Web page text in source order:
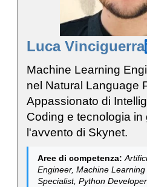
Luca Vinciguerra
Machine Learning
nel Natural Language
Appassionato di
Coding e tecnologia in
l'avvento di Skynet.
Aree di competenza:
Engineer, Machine
Specialist, Python Developer